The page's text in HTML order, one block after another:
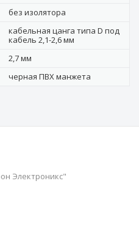
без изолятора
кабельная цанга типа D под
кабель 2,1-2,6 мм
2,7 мм
черная ПВХ манжета
Электроникс"